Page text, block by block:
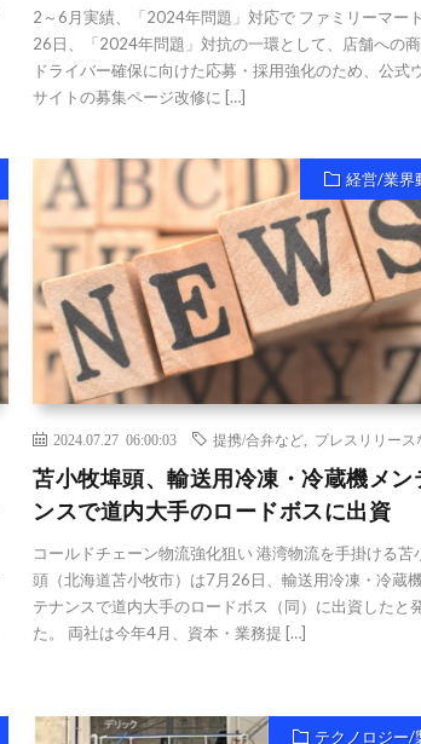
2～6月実績、「2024年問題」対応で ファミリーマー
26日、「2024年問題」対抗の一環として、店舗への
ドライバー確保に向けた応募・採用強化のため、公式
サイトの募集ページ改修に […]
経営/業界
2024.07.27 06:00:03 提携/合弁など プレスリリース
苫小牧埠頭、輸送用冷凍・冷蔵機メン
ンスで道内大手のロードボスに出資
コールドチェーン物流強化狙い 港湾物流を手掛ける苫
頭（北海道苫小牧市）は7月26日、輸送用冷凍・冷蔵
テナンスで道内大手のロードボス（同）に出資したと
た。 両社は今年4月、資本・業務提 […]
テクノロジー/